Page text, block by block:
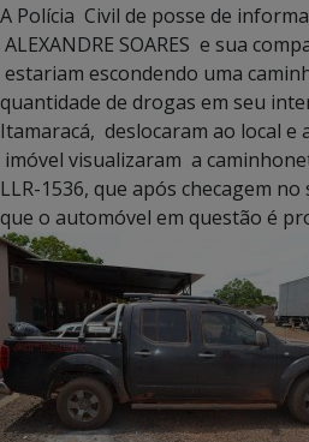
A Polícia Civil de posse de
ALEXANDRE SOARES e sua
estariam escondendo uma
quantidade de drogas em seu
Itamaracá, deslocaram ao local e
imóvel visualizaram a
LLR-1536, que após checagem
que o automóvel em questão é